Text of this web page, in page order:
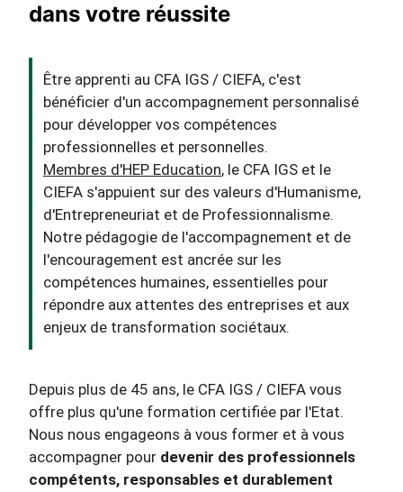
dans votre réussite
Être apprenti au CFA IGS / CIEFA, c'est
bénéficier d'un accompagnement personnalisé
pour développer vos compétences
professionnelles et personnelles.
Membres d'HEP Education, le CFA IGS et le
CIEFA s'appuient sur des valeurs d'Humanisme,
d'Entrepreneuriat et de Professionnalisme.
Notre pédagogie de l'accompagnement et de
l'encouragement est ancrée sur les
compétences humaines, essentielles pour
répondre aux attentes des entreprises et aux
enjeux de transformation sociétaux.
Depuis plus de 45 ans, le CFA IGS / CIEFA vous
offre plus qu'une formation certifiée par l'Etat.
Nous nous engageons à vous former et à vous
accompagner pour devenir des professionnels
compétents, responsables et durablement